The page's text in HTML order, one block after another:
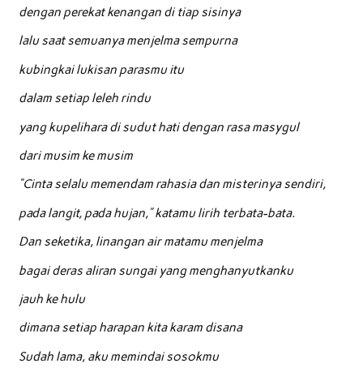
dengan perekat kenangan di tiap sisinya
lalu saat semuanya menjelma sempurna
kubingkai lukisan parasmu itu
dalam setiap leleh rindu
yang kupelihara di sudut hati dengan rasa masygul
dari musim ke musim
“Cinta selalu memendam rahasia dan misterinya sendiri,
pada langit, pada hujan,” katamu lirih terbata-bata.
Dan seketika, linangan air matamu menjelma
bagai deras aliran sungai yang menghanyutkanku
jauh ke hulu
dimana setiap harapan kita karam disana
Sudah lama, aku memindai sosokmu